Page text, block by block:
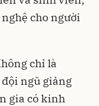
cho người
chỉ là
ngũ giảng
gia có kinh